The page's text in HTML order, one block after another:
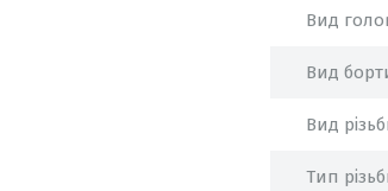
Вид
Вид
Вид
Тип